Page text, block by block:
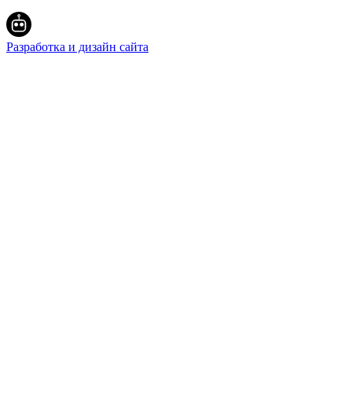
Разработка и дизайн сайта